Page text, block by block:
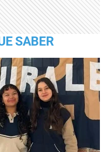
SABER